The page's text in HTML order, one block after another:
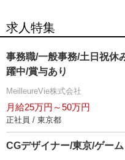
求人特集
事務職/一般事務/土日祝休
躍中/賞与あり
MeilleureVie株式会社
月給25万円～50万円
正社員 / 東京都
CGデザイナー/東京/ゲー